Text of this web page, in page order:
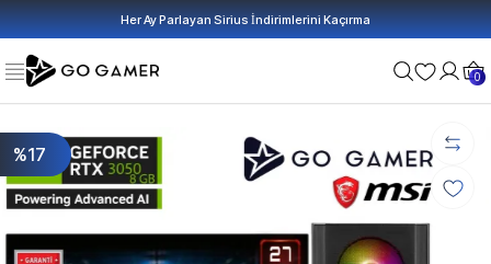
Her Ay Parlayan Sirius İndirimlerini Kaçırma
0
%17